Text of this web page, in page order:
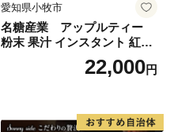
愛知県小牧市
名糖産業 アップルティー
粉末 果汁 インスタント 紅茶
ティー ビタミンC 袋 ロング
セラー 粉末飲料 粉末茶 簡単
22,000円